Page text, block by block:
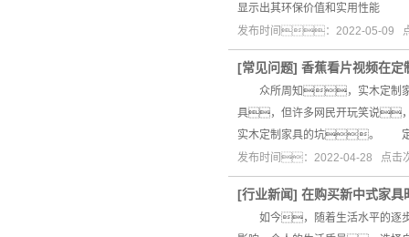
显示出其环保价值和实用性能
发布时间：2022-05-09
[常见问题] 香蕉看片视频在定
众所周知，实木定制家
具，但许多网民开玩笑说
实木定制家具的坑。 定
发布时间：2022-04-28 点击
[行业新闻] 在购买新中式家
如今，随着生活水平的逐步